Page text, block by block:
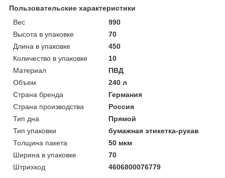
Пользовательские характеристики
Вес
990
Высота в упаковке
70
Длина в упаковке
450
Количество в упаковке
10
Материал
ПВД
Объем
240 л
Страна бренда
Германия
Страна производства
Россия
Тип дна
Прямой
Тип упаковки
бумажная этикетка-рукав
Толщина пакета
50 мкм
Ширина в упаковке
70
Штрихкод
4606800076779